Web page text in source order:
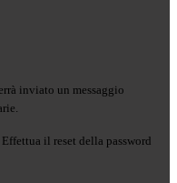
inviato un messaggio
il reset della password